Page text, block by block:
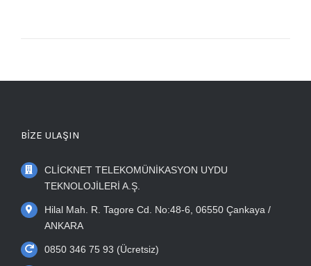
BİZE ULAŞIN
CLİCKNET TELEKOMÜNİKASYON UYDU
TEKNOLOJİLERİ A.Ş.
Hilal Mah. R. Tagore Cd. No:48-6, 06550 Çankaya /
ANKARA
0850 346 75 93 (Ücretsiz)